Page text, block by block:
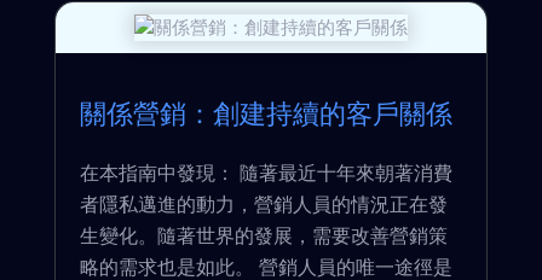
關係營銷：創建持續的客戶關係
在本指南中發現： 隨著最近十年來朝著消費
者隱私邁進的動力，營銷人員的情況正在發
生變化。隨著世界的發展，需要改善營銷策
略的需求也是如此。 營銷人員的唯一途徑是